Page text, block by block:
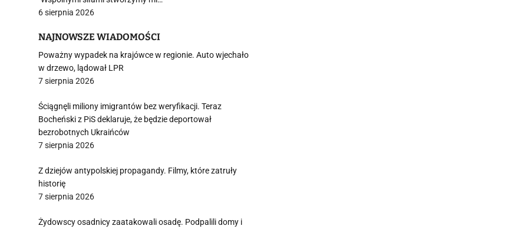
6 sierpnia 2026
NAJNOWSZE WIADOMOŚCI
Poważny wypadek na krajówce w regionie. Auto wjechało
w drzewo, lądował LPR
7 sierpnia 2026
Ściągnęli miliony imigrantów bez weryfikacji. Teraz
Bocheński z PiS deklaruje, że będzie deportował
bezrobotnych Ukraińców
7 sierpnia 2026
Z dziejów antypolskiej propagandy. Filmy, które zatruły
historię
7 sierpnia 2026
Żydowscy osadnicy zaatakowali osadę. Podpalili domy i